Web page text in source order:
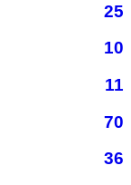
25
10
11
70
36